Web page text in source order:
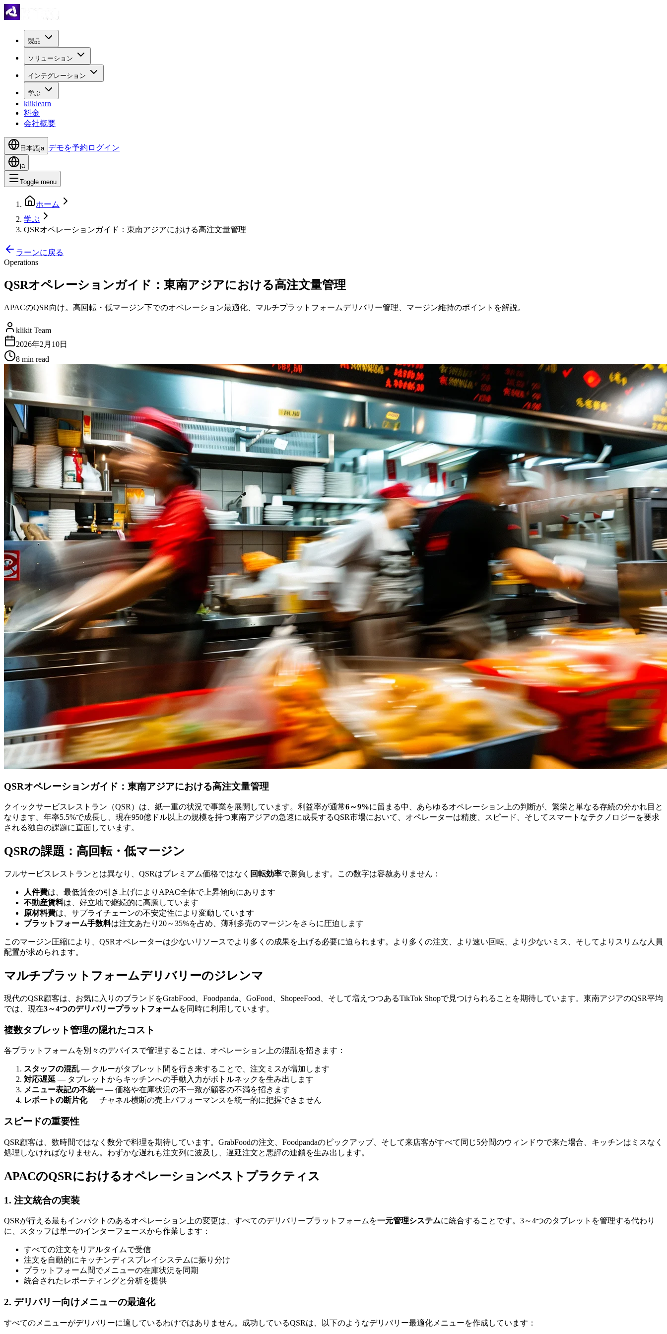
製品
ソリューション
インテグレーション
学ぶ
kliklearn
料金
会社概要
日本語ja デモを予約 ログイン
ja
Toggle menu
ホーム
学ぶ
QSRオペレーションガイド：東南アジアにおける高注文量管理
ラーンに戻る
Operations
QSRオペレーションガイド：東南アジアにおける高注文量管理
APACのQSR向け。高回転・低マージン下でのオペレーション最適化、マルチプラットフォームデリバリー管理、マージン維持のポイントを解説。
klikit Team
2026年2月10日
8 min read
QSRオペレーションガイド：東南アジアにおける高注文量管理
クイックサービスレストラン（QSR）は、紙一重の状況で事業を展開しています。利益率が通常6～9%に留まる中、あらゆるオペレーション上の判断が、繁栄と単なる存続の分かれ目と
なります。年率5.5%で成長し、現在950億ドル以上の規模を持つ東南アジアの急速に成長するQSR市場において、オペレーターは精度、スピード、そしてスマートなテクノロジーを要求
される独自の課題に直面しています。
QSRの課題：高回転・低マージン
フルサービスレストランとは異なり、QSRはプレミアム価格ではなく 回転効率で勝負します。この数字は容赦ありません：
人件費は、最低賃金の引き上げによりAPAC全体で上昇傾向にあります
不動産賃料は、好立地で継続的に高騰しています
原材料費は、サプライチェーンの不安定性により変動しています
プラットフォーム手数料は注文あたり20～35%を占め、薄利多売のマージンをさらに圧迫します
このマージン圧縮により、QSRオペレーターは少ないリソースでより多くの成果を上げる必要に迫られます。より多くの注文、より速い回転、より少ないミス、そしてよりスリムな人員
配置が求められます。
マルチプラットフォームデリバリーのジレンマ
現代のQSR顧客は、お気に入りのブランドをGrabFood、Foodpanda、GoFood、ShopeeFood、そして増えつつあるTikTok Shopで見つけられることを期待しています。東南アジアのQSR平均
では、現在3～4つのデリバリープラットフォームを同時に利用しています。
複数タブレット管理の隠れたコスト
各プラットフォームを別々のデバイスで管理することは、オペレーション上の混乱を招きます：
スタッフの混乱 — クルーがタブレット間を行き来することで、注文ミスが増加します
対応遅延 — タブレットからキッチンへの手動入力がボトルネックを生み出します
メニュー表記の不統一 — 価格や在庫状況の不一致が顧客の不満を招きます
レポートの断片化— チャネル横断の売上パフォーマンスを統一的に把握できません
スピードの重要性
QSR顧客は、数時間ではなく数分で料理を期待しています。GrabFoodの注文、Foodpandaのピックアップ、そして来店客がすべて同じ5分間のウィンドウで来た場合、キッチンはミスなく
処理しなければなりません。わずかな遅れも注文列に波及し、遅延注文と悪評の連鎖を生み出します。
APACのQSRにおけるオペレーションベストプラクティス
1. 注文統合の実装
QSRが行える最もインパクトのあるオペレーション上の変更は、すべてのデリバリープラットフォームを一元管理システムに統合することです。3～4つのタブレットを管理する代わり
に、スタッフは単一のインターフェースから作業します：
すべての注文をリアルタイムで受信
注文を自動的にキッチンディスプレイシステムに振り分け
プラットフォーム間でメニューの在庫状況を同期
統合されたレポーティングと分析を提供
2. デリバリー向けメニューの最適化
すべてのメニューがデリバリーに適しているわけではありません。成功しているQSRは、以下のようなデリバリー最適化メニューを作成しています：